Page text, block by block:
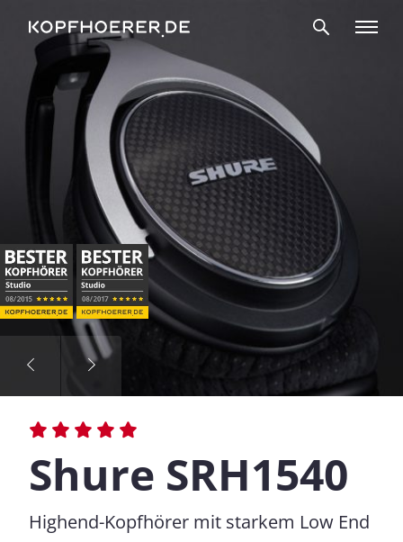
Shure SRH1540
Highend-Kopfhörer mit starkem Low End